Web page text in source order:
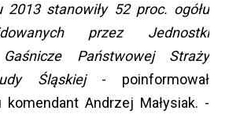
2013 stanowiły 52 proc. ogółu
przez Jednostki
Państwowej Straży
Śląskiej- poinformował
Andrzej Małysiak. -